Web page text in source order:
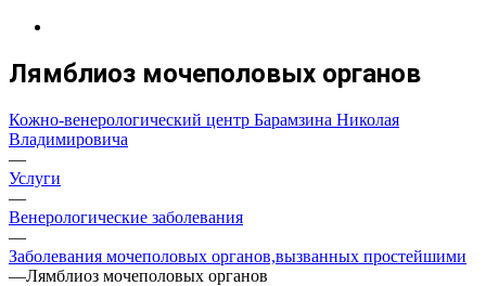
Лямблиоз мочеполовых органов
Кожно-венерологический центр Барамзина Николая
Владимировича
—
Услуги
—
Венерологические заболевания
—
Заболевания мочеполовых органов,вызванных простейшими
—Лямблиоз мочеполовых органов